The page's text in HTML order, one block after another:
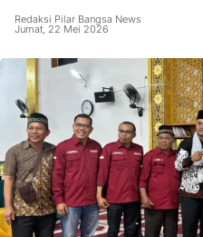
Redaksi Pilar Bangsa News
Jumat, 22 Mei 2026